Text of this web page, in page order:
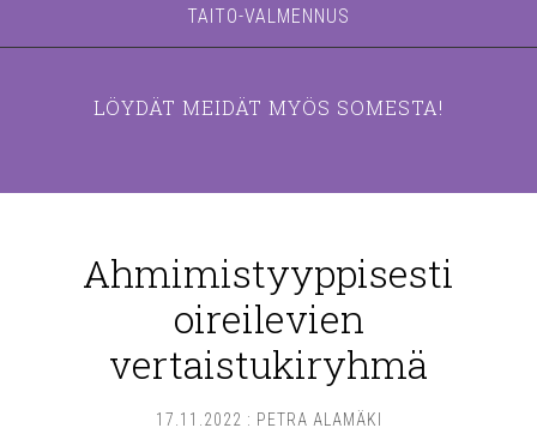
TAITO-VALMENNUS
LÖYDÄT MEIDÄT MYÖS SOMESTA!
Ahmimistyyppisesti
oireilevien
vertaistukiryhmä
17.11.2022 : PETRA ALAMÄKI